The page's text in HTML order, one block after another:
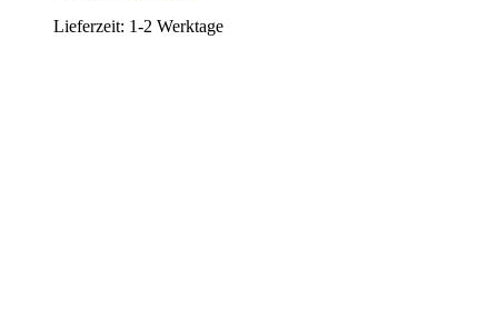
Lieferzeit: 1-2 Werktage